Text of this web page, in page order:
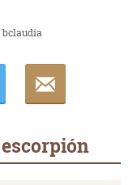
bclaudia